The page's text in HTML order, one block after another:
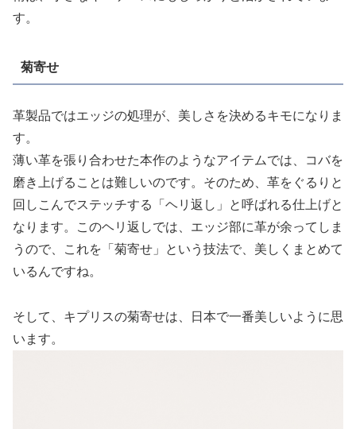
す。
菊寄せ
革製品ではエッジの処理が、美しさを決めるキモになりま
す。
薄い革を張り合わせた本作のようなアイテムでは、コバを
磨き上げることは難しいのです。そのため、革をぐるりと
回しこんでステッチする「ヘリ返し」と呼ばれる仕上げと
なります。このヘリ返しでは、エッジ部に革が余ってしま
うので、これを「菊寄せ」という技法で、美しくまとめて
いるんですね。
そして、キプリスの菊寄せは、日本で一番美しいように思
います。